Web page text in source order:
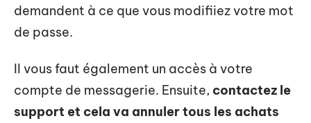
demandent à ce que vous modifiiez votre mot
de passe.
Il vous faut également un accès à votre
compte de messagerie. Ensuite, contactez le
support et cela va annuler tous les achats